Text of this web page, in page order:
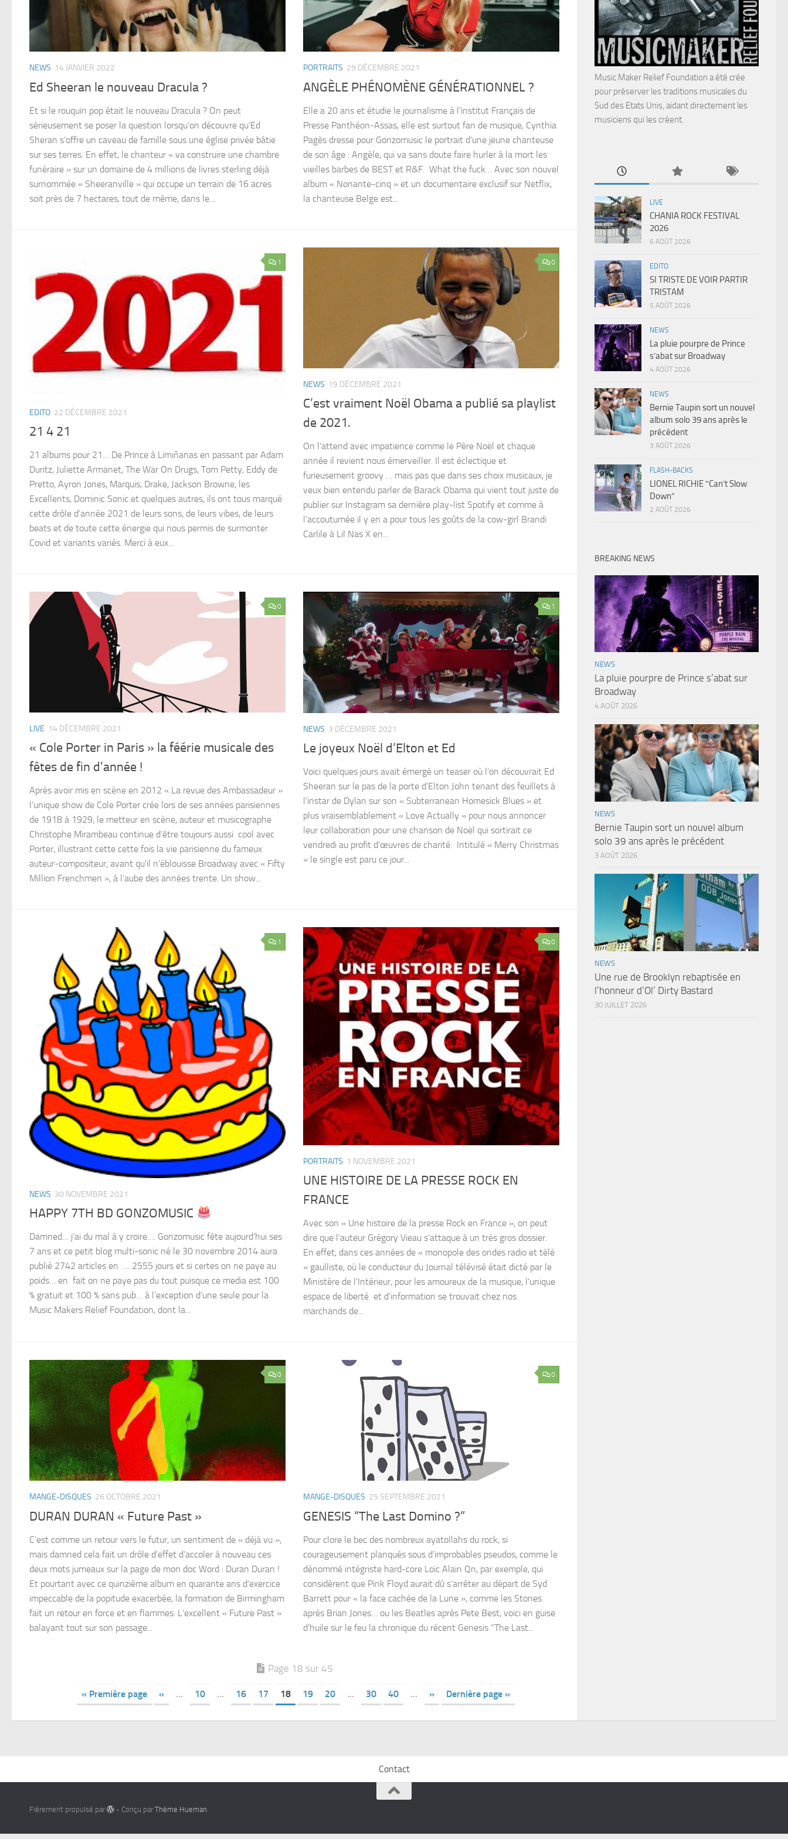
NEWS 14 JANVIER 2022
Ed Sheeran le nouveau Dracula ?
Et si le rouquin pop était le nouveau Dracula ? On peut
sérieusement se poser la question lorsqu’on découvre qu’Ed
Sheran s’offre un caveau de famille sous une église privée bâtie
sur ses terres. En effet, le chanteur « va construire une chambre
funéraire » sur un domaine de 4 millions de livres sterling déjà
surnommée « Sheeranville » qui occupe un terrain de 16 acres
soit près de 7 hectares, tout de même, dans le...
PORTRAITS 29 DÉCEMBRE 2021
ANGÈLE PHÉNOMÈNE GÉNÉRATIONNEL ?
Elle a 20 ans et étudie le journalisme à l’institut Français de
Presse Panthéon-Assas, elle est surtout fan de musique, Cynthia
Pagès dresse pour Gonzomusic le portrait d’une jeune chanteuse
de son âge : Angèle, qui va sans doute faire hurler à la mort les
vieilles barbes de BEST et R&F. What the fuck… Avec son nouvel
album « Nonante-cinq » et un documentaire exclusif sur Netflix,
la chanteuse Belge est...
1
EDITO 22 DÉCEMBRE 2021
21 4 21
21 albums pour 21… De Prince à Limiñanas en passant par Adam
Duritz, Juliette Armanet, The War On Drugs, Tom Petty, Eddy de
Pretto, Ayron Jones, Marquis, Drake, Jackson Browne, les
Excellents, Dominic Sonic et quelques autres, ils ont tous marqué
cette drôle d’année 2021 de leurs sons, de leurs vibes, de leurs
beats et de toute cette énergie qui nous permis de surmonter
Covid et variants variés. Merci à eux...
0
NEWS 19 DÉCEMBRE 2021
C’est vraiment Noël Obama a publié sa playlist
de 2021.
On l’attend avec impatience comme le Père Noël et chaque
année il revient nous émerveiller. Il est éclectique et
furieusement groovy … mais pas que dans ses choix musicaux, je
veux bien entendu parler de Barack Obama qui vient tout juste de
publier sur Instagram sa dernière play-list Spotify et comme à
l’accoutumée il y en a pour tous les goûts de la cow-girl Brandi
Carlile à Lil Nas X en...
0
LIVE 14 DÉCEMBRE 2021
« Cole Porter in Paris » la féérie musicale des
fêtes de fin d’année !
Après avoir mis en scène en 2012 « La revue des Ambassadeur »
l’unique show de Cole Porter crée lors de ses années parisiennes
de 1918 à 1929, le metteur en scène, auteur et musicographe
Christophe Mirambeau continue d’être toujours aussi cool avec
Porter, illustrant cette cette fois la vie parisienne du fameux
auteur-compositeur, avant qu’il n’éblouisse Broadway avec « Fifty
Million Frenchmen », à l’aube des années trente. Un show...
1
NEWS 3 DÉCEMBRE 2021
Le joyeux Noël d’Elton et Ed
Voici quelques jours avait émergé un teaser où l’on découvrait Ed
Sheeran sur le pas de la porte d’Elton John tenant des feuillets à
l’instar de Dylan sur son « Subterranean Homesick Blues » et
plus vraisemblablement « Love Actually » pour nous annoncer
leur collaboration pour une chanson de Noël qui sortirait ce
vendredi au profit d’œuvres de charité. Intitulé « Merry Christmas
» le single est paru ce jour...
1
NEWS 30 NOVEMBRE 2021
HAPPY 7TH BD GONZOMUSIC
Damned… j’ai du mal à y croire…. Gonzomusic fête aujourd’hui ses
7 ans et ce petit blog multi-sonic né le 30 novembre 2014 aura
publié 2742 articles en … 2555 jours et si certes on ne paye au
poids… en fait on ne paye pas du tout puisque ce media est 100
% gratuit et 100 % sans pub… à l’exception d’une seule pour la
Music Makers Relief Foundation, dont la...
0
PORTRAITS 1 NOVEMBRE 2021
UNE HISTOIRE DE LA PRESSE ROCK EN
FRANCE
Avec son « Une histoire de la presse Rock en France », on peut
dire que l’auteur Grégory Vieau s’attaque à un très gros dossier.
En effet, dans ces années de « monopole des ondes radio et télé
» gaulliste, où le conducteur du Journal télévisé était dicté par le
Ministère de l’Intérieur, pour les amoureux de la musique, l’unique
espace de liberté et d’information se trouvait chez nos
marchands de...
0
MANGE-DISQUES 26 OCTOBRE 2021
DURAN DURAN « Future Past »
C’est comme un retour vers le futur, un sentiment de « déjà vu »,
mais damned cela fait un drôle d’effet d’accoler à nouveau ces
deux mots jumeaux sur la page de mon doc Word : Duran Duran !
Et pourtant avec ce quinzième album en quarante ans d’exercice
impeccable de la popitude exacerbée, la formation de Birmingham
fait un retour en force et en flammes. L’excellent « Future Past »
balayant tout sur son passage...
0
MANGE-DISQUES 25 SEPTEMBRE 2021
GENESIS “The Last Domino ?”
Pour clore le bec des nombreux ayatollahs du rock, si
courageusement planqués sous d’improbables pseudos, comme le
dénommé intégriste hard-core Loïc Alain Qn, par exemple, qui
considèrent que Pink Floyd aurait dû s’arrêter au départ de Syd
Barrett pour « la face cachée de la Lune », comme les Stones
après Brian Jones… ou les Beatles après Pete Best, voici en guise
d’huile sur le feu la chronique du récent Genesis “The Last...
Page 18 sur 45
« Première page « … 10 … 16 17 18 19 20 … 30 40 … » Dernière page »
Music Maker Relief Foundation a été crée
pour préserver les traditions musicales du
Sud des Etats Unis, aidant directement les
musiciens qui les créent.
LIVE
CHANIA ROCK FESTIVAL
2026
6 AOÛT 2026
EDITO
SI TRISTE DE VOIR PARTIR
TRISTAM
5 AOÛT 2026
NEWS
La pluie pourpre de Prince
s’abat sur Broadway
4 AOÛT 2026
NEWS
Bernie Taupin sort un nouvel
album solo 39 ans après le
précédent
3 AOÛT 2026
FLASH-BACKS
LIONEL RICHIE “Can’t Slow
Down”
2 AOÛT 2026
BREAKING NEWS
NEWS
La pluie pourpre de Prince s’abat sur
Broadway
4 AOÛT 2026
NEWS
Bernie Taupin sort un nouvel album
solo 39 ans après le précédent
3 AOÛT 2026
NEWS
Une rue de Brooklyn rebaptisée en
l’honneur d’Ol’ Dirty Bastard
30 JUILLET 2026
Contact
Fièrement propulsé par - Conçu parThème Hueman